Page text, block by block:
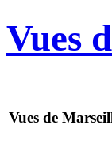
Vues
Vues de